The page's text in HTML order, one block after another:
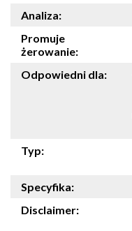
Analiza:
Promuje
żerowanie:
Odpowiedni dla:
Typ:
Specyfika:
Disclaimer: